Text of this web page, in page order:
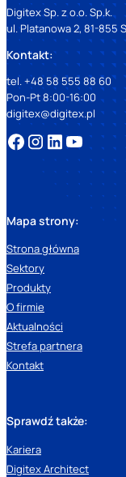
Digitex Sp. z o.o. Sp.k.
ul. Platanowa 2, 81-855
Kontakt:
tel. +48 58 555 88 60
Pon-Pt 8:00-16:00
digitex@digitex.pl
Mapa strony:
Strona główna
Sektory
Produkty
O firmie
Aktualności
Strefa partnera
Kontakt
Sprawdź także:
Kariera
Digitex Architect